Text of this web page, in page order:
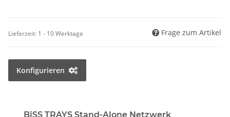
Lieferzeit: 1 - 10 Werktage Frage zum Artikel
Konfigurieren
BiSS TRAYS Stand-Alone Netzwerk